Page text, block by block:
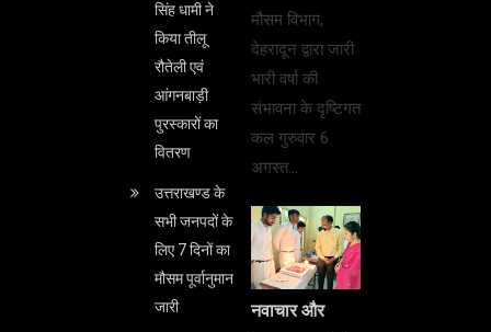
सिंह धामी ने
किया तीलू
रौतेली एवं
आंगनबाड़ी
पुरस्कारों का
वितरण
उत्तराखण्ड के
सभी जनपदों के
लिए 7 दिनों का
मौसम पूर्वानुमान
जारी
मौसम विभाग,
देहरादून द्वारा जारी
भारी वर्षा की
संभावना के दृष्टिगत
कल गुरुवार 6
अगस्त…
नवाचार और